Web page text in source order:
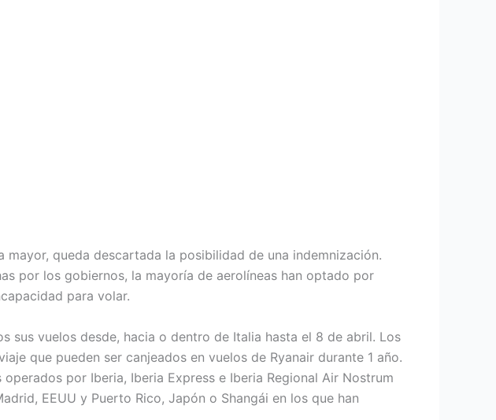
queda descartada la posibilidad de una indemnización.
por los gobiernos, la mayoría de aerolíneas han optado por
para volar.
sus vuelos desde, hacia o dentro de Italia hasta el 8 de abril. Los
que pueden ser canjeados en vuelos de Ryanair durante 1 año.
por Iberia, Iberia Express e Iberia Regional Air Nostrum
EEUU y Puerto Rico, Japón o Shangái en los que han